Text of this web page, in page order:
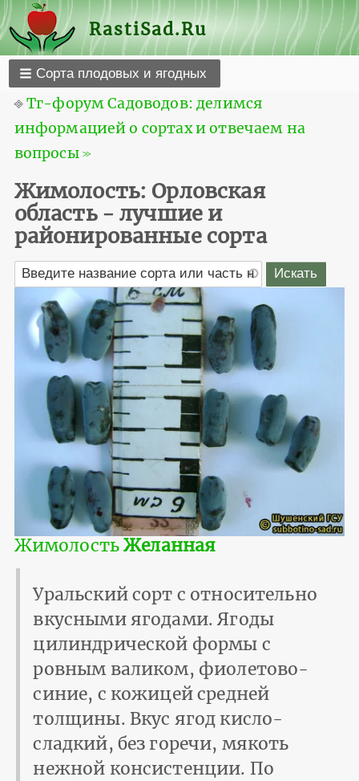
RastiSad.Ru
Сорта плодовых и ягодных
⎆Тг-форум Садоводов: делимся
информацией о сортах и отвечаем на
вопросы ≫
Жимолость: Орловская
область - лучшие и
районированные сорта
ЖимолостьЖеланная
Уральский сорт с относительно
вкусными ягодами. Ягоды
цилиндрической формы с
ровным валиком, фиолетово-
синие, с кожицей средней
толщины. Вкус ягод кисло-
сладкий, без горечи, мякоть
нежной консистенции. По